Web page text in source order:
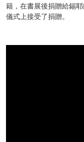
籍，在書展後捐贈給錫
儀式上接受了捐贈。